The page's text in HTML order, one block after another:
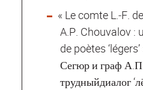
« Le comte L.‐F.
A.P. Chouvalov :
de poètes
Сегюр и граф
трудныйдиалог